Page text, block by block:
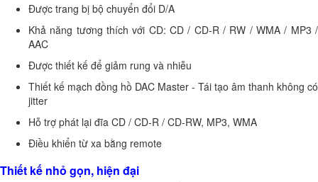
Được trang bị bộ chuyển đổi D/A
Khả năng tương thích với CD: CD / CD-R / RW / WMA / MP3 /
AAC
Được thiết kế để giảm rung và nhiễu
Thiết kế mạch đồng hồ DAC Master - Tái tạo âm thanh không có
jitter
Hỗ trợ phát lại đĩa CD / CD-R / CD-RW, MP3, WMA
Điều khiển từ xa bằng remote
Thiết kế nhỏ gọn, hiện đại